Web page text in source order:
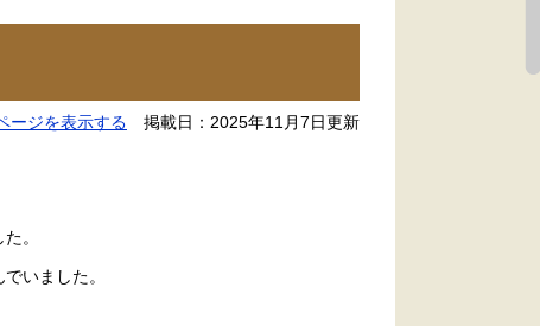
ージを表示する 掲載日：2025年11月7日更新
。
いました。